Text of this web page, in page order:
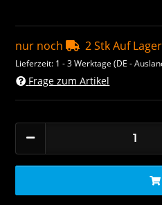
nur noch 2 Stk Auf Lager
Lieferzeit: 1 - 3 Werktage(DE -
Frage zum Artikel